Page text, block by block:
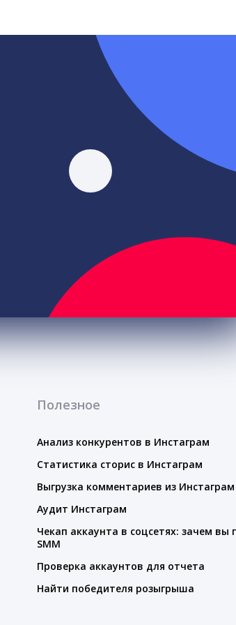
Полезное
Анализ конкурентов в Инстаграм
Статистика сторис в Инстаграм
Выгрузка комментариев из Инстаграм
Аудит Инстаграм
Чекап аккаунта в соцсетях: зачем вы
SMM
Проверка аккаунтов для отчета
Найти победителя розыгрыша